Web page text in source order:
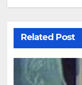
Related Post